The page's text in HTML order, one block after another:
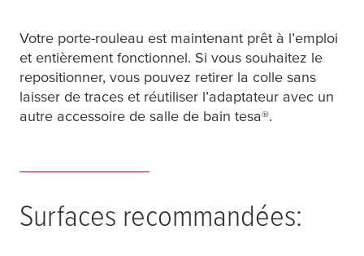
Votre porte-rouleau est maintenant prêt à l’emploi
et entièrement fonctionnel. Si vous souhaitez le
repositionner, vous pouvez retirer la colle sans
laisser de traces et réutiliser l’adaptateur avec un
autre accessoire de salle de bain tesa®.
Surfaces recommandées: